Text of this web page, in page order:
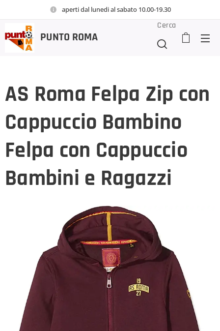
aperti dal lunedi al sabato 10.00-19.30
PUNTO ROMA
Cerca
AS Roma Felpa Zip con
Cappuccio Bambino
Felpa con Cappuccio
Bambini e Ragazzi